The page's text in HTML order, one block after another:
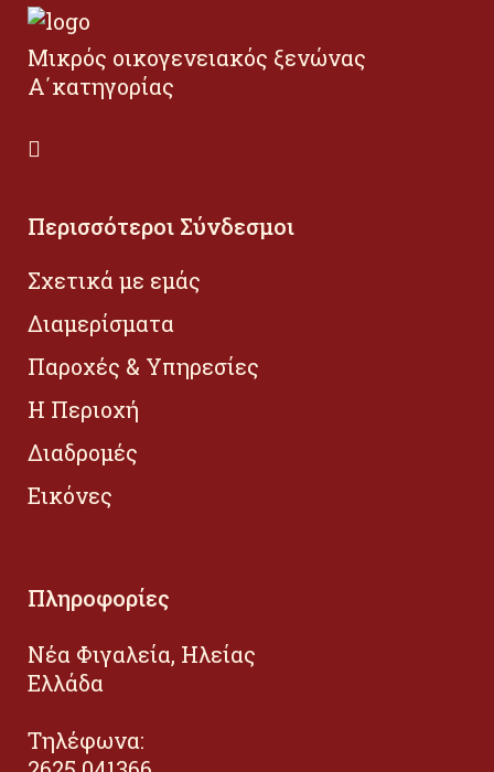
Μικρός οικογενειακός ξενώνας
Α΄κατηγορίας
Περισσότεροι Σύνδεσμοι
Σχετικά με εμάς
Διαμερίσματα
Παροχές & Υπηρεσίες
Η Περιοχή
Διαδρομές
Εικόνες
Πληροφορίες
Νέα Φιγαλεία, Ηλείας
Ελλάδα
Τηλέφωνα: